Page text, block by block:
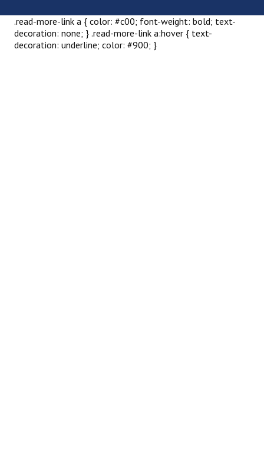
國際交流活動
兩岸交流活動
.read-more-link a { color: #c00; font-weight: bold; text-
decoration: none; } .read-more-link a:hover { text-
decoration: underline; color: #900; }